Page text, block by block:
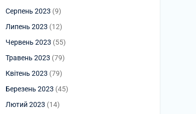
Серпень 2023 (9)
Липень 2023 (12)
Червень 2023 (55)
Травень 2023 (79)
Квітень 2023 (79)
Березень 2023 (45)
Лютий 2023 (14)